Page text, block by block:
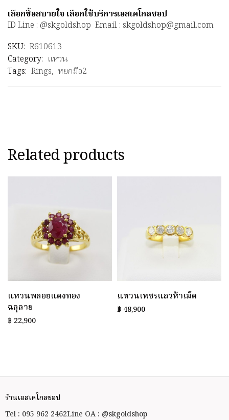
เลือกซื้อสบายใจ เลือกใช้บริการเอสเคโกลชอป
ID Line : @skgoldshop Email : skgoldshop@gmail.com
SKU: R610613
Category: แหวน
Tags: Rings, หยกมือ2
Related products
แหวนพลอยแดงทอง
ฉลุลาย
฿ 22,900
แหวนเพชรแถวห้าเม็ด
฿ 48,900
ร้านเอสเคโกลชอป
Tel : 095 962 2462Line OA : @skgoldshop